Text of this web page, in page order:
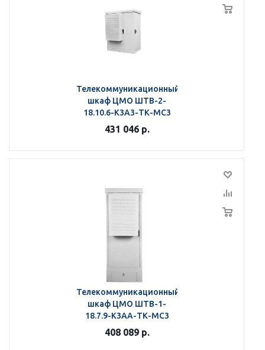
Телекоммуникационный
шкаф ЦМО ШТВ-2-
18.10.6-К3А3-ТК-МС3
431 046р.
Телекоммуникационный
шкаф ЦМО ШТВ-1-
18.7.9-К3АА-ТК-МС3
408 089р.